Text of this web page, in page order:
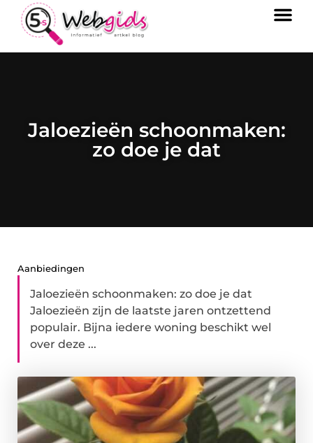
Jaloezieën schoonmaken:
zo doe je dat
Aanbiedingen
Jaloezieën schoonmaken: zo doe je dat
Jaloezieën zijn de laatste jaren ontzettend
populair. Bijna iedere woning beschikt wel
over deze ...